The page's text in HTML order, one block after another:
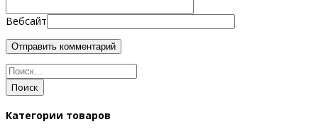
Вебсайт
Поиск
Категории товаров